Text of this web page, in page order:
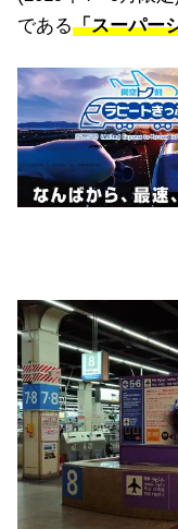
である「スーパー